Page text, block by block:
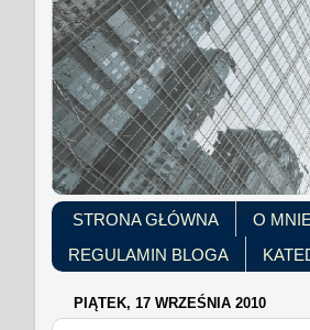
STRONA GŁÓWNA O MNIE
REGULAMIN BLOGA
PIĄTEK, 17 WRZEŚNIA 2010